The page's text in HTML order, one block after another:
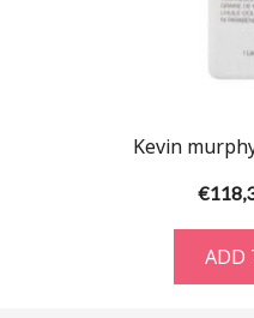
Kevin
€
ADD